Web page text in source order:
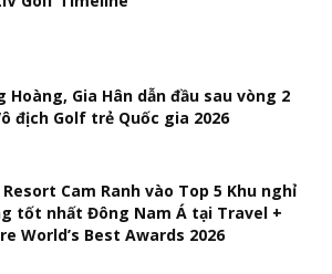
Hoàng, Gia Hân dẫn đầu sau vòng 2
địch Golf trẻ Quốc gia 2026
Cam Ranh vào Top 5 Khu nghỉ
tốt nhất Đông Nam Á tại Travel +
World’s Best Awards 2026